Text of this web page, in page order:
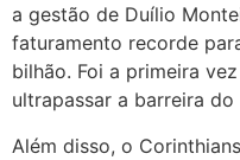
a gestão de Duílio
faturamento recorde
bilhão. Foi a primeira
ultrapassar a barreira
Além disso, o